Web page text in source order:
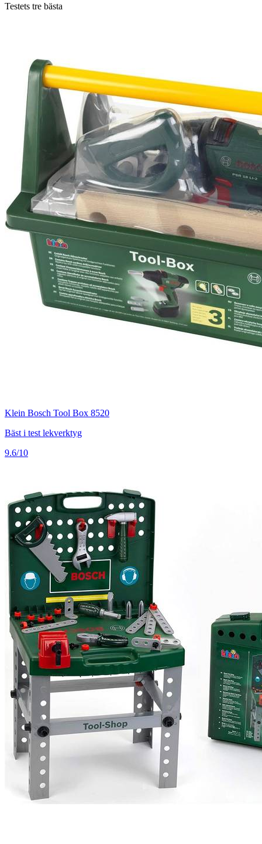
Testets tre bästa
Klein Bosch Tool Box 8520
Bäst i test lekverktyg
9.6/10